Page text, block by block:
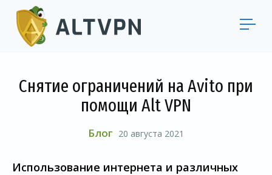
Снятие ограничений на Avito при
помощи Alt VPN
Блог 20 августа 2021
Использование интернета и различных